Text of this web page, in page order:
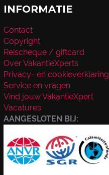
INFORMATIE
Contact
Copyright
Reischeque / giftcard
Over VakantieXperts
Privacy- en cookieverklaring
Service en vragen
Vind jouw VakantieXpert
Vacatures
AANGESLOTEN BIJ: